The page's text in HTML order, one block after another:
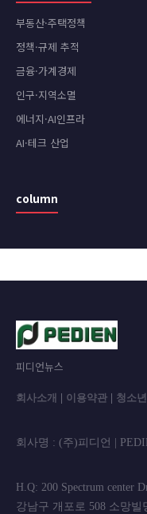
부동산·주택정책
정책·규제 추적
금융·가계경제
인구·지역소멸
에너지·AI인프라
AI·테크 산업
column
피디언뉴스
회사소개 이용약관 청소
회사명 : (주)
H.Q: 200 Spectrum center
강남구 개포로 508 소망빌